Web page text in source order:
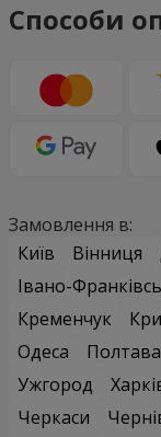
Способи
Замовлення в:
Київ
Вінниця
Івано-
Кременчук
Одеса
Полтава
Ужгород
Черкаси